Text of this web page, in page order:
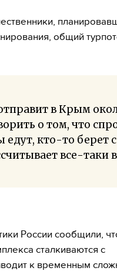
общий
в Крым
о том, что
едут, кто-то берет с
все-таки в
России сообщили,
сталкиваются с
к временным